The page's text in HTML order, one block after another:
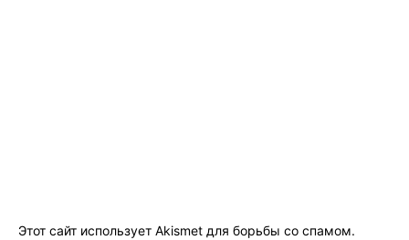
Этот сайт использует Akismet для борьбы со спамом.